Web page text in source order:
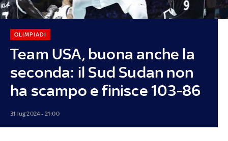
Team USA, buona anche la
seconda: il Sud Sudan non
ha scampo e finisce 103-86
OLIMPIADI
31 lug 2024 - 21:00